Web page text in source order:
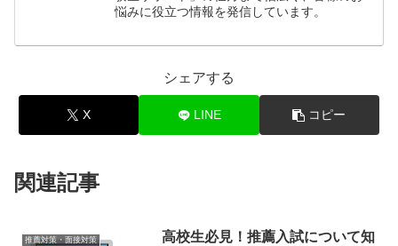
悩みに役立つ情報を発信しています。
シェアする
X LINE コピー
関連記事
推薦対策・面接対策
高校生必見！推薦入試について知